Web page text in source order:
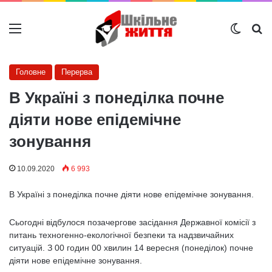
Меню
Головне Перерва
В Україні з понеділка почне
діяти нове епідемічне
зонування
10.09.2020 6 993
В Україні з понеділка почне діяти нове епідемічне зонування.
Сьогодні відбулося позачергове засідання Державної комісії з
питань техногенно-екологічної безпеки та надзвичайних
ситуацій. З 00 годин 00 хвилин 14 вересня (понеділок) почне
діяти нове епідемічне зонування.